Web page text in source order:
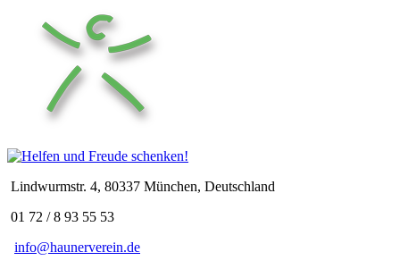
Lindwurmstr. 4, 80337 München, Deutschland
01 72 / 8 93 55 53
info@haunerverein.de